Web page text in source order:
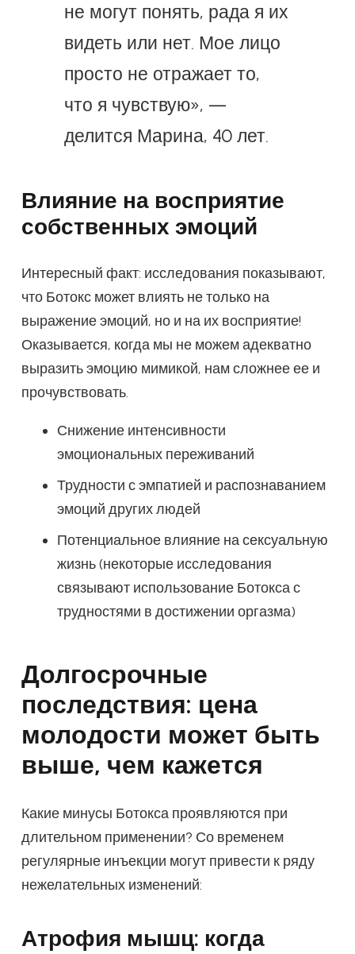
не могут понять, рада я их
видеть или нет. Мое лицо
просто не отражает то,
что я чувствую», —
делится Марина, 40 лет.
Влияние на восприятие
собственных эмоций
Интересный факт: исследования показывают,
что Ботокс может влиять не только на
выражение эмоций, но и на их восприятие!
Оказывается, когда мы не можем адекватно
выразить эмоцию мимикой, нам сложнее ее и
прочувствовать.
Снижение интенсивности
эмоциональных переживаний
Трудности с эмпатией и распознаванием
эмоций других людей
Потенциальное влияние на сексуальную
жизнь (некоторые исследования
связывают использование Ботокса с
трудностями в достижении оргазма)
Долгосрочные
последствия: цена
молодости может быть
выше, чем кажется
Какие минусы Ботокса проявляются при
длительном применении? Со временем
регулярные инъекции могут привести к ряду
нежелательных изменений:
Атрофия мышц: когда